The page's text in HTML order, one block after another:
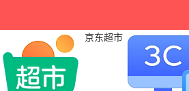
京东超市